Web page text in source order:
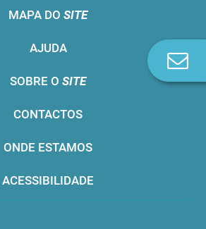
MAPA DO SITE
AJUDA
SOBRE O SITE
CONTACTOS
ONDE ESTAMOS
ACESSIBILIDADE